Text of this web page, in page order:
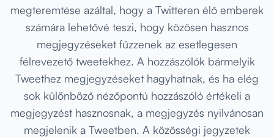
megteremtése azáltal, hogy a Twitteren élő emberek
számára lehetővé teszi, hogy közösen hasznos
megjegyzéseket fűzzenek az esetlegesen
félrevezető tweetekhez. A hozzászólók bármelyik
Tweethez megjegyzéseket hagyhatnak, és ha elég
sok különböző nézőpontú hozzászóló értékeli a
megjegyzést hasznosnak, a megjegyzés nyilvánosan
megjelenik a Tweetben. A közösségi jegyzetek